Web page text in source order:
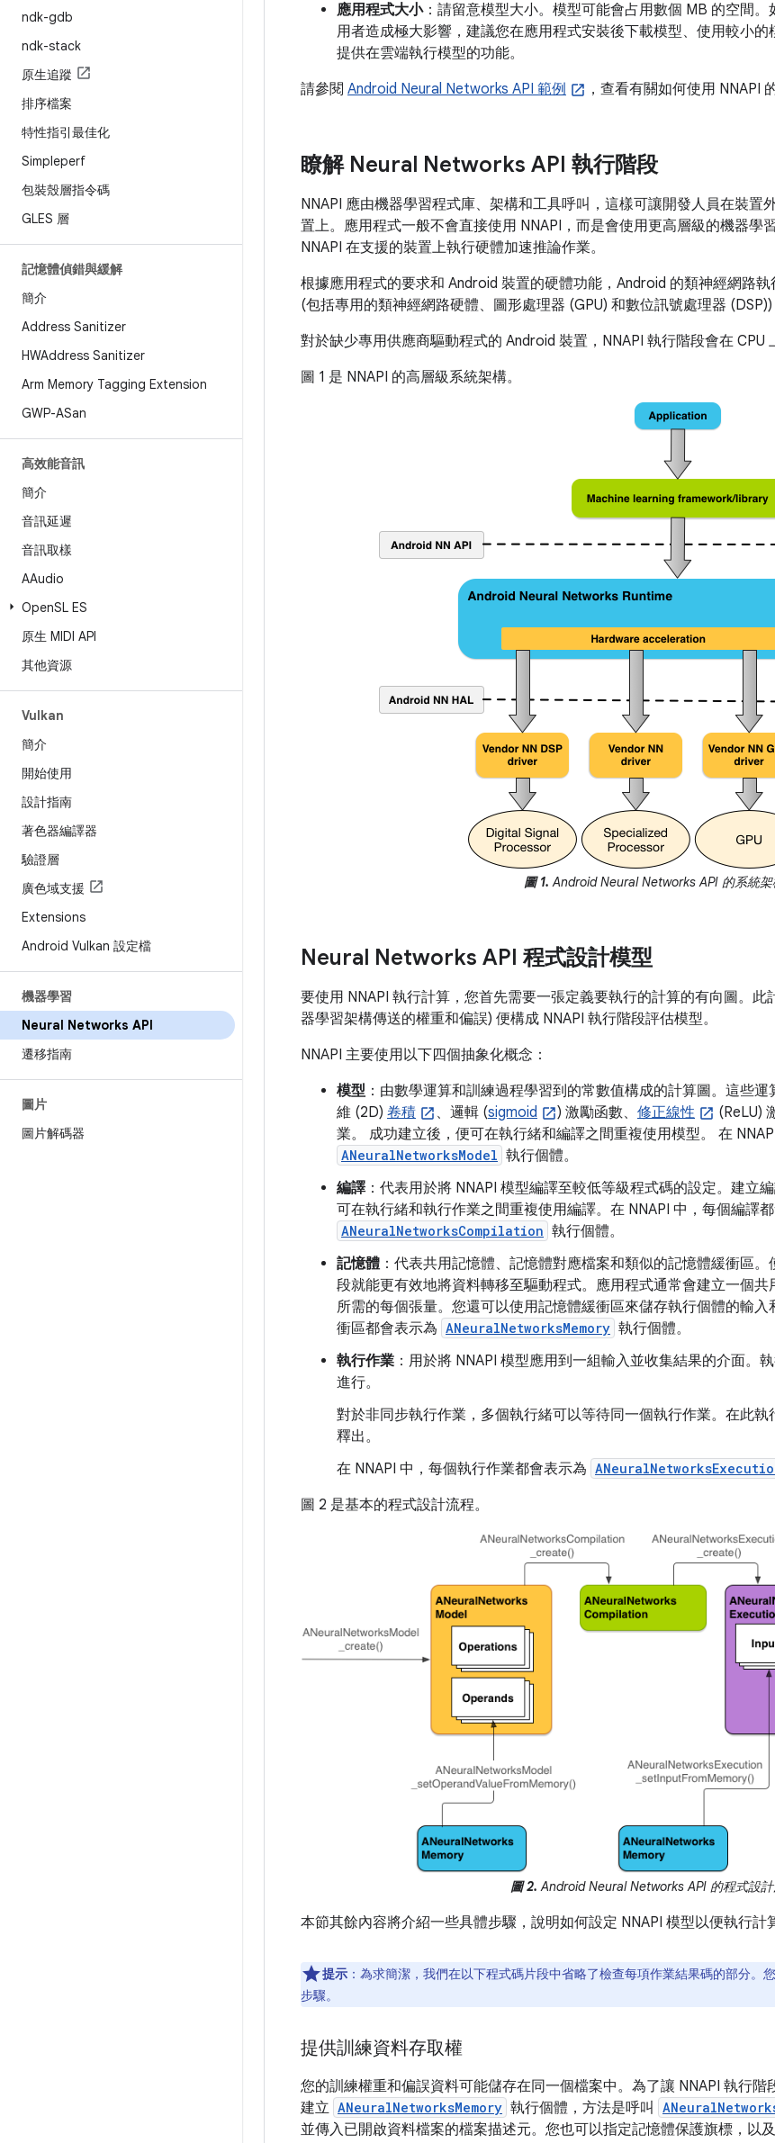
ndk-gdb
ndk-stack
原生追蹤
排序檔案
特性指引最佳化
Simpleperf
包裝殼層指令碼
GLES 層
記憶體偵錯與緩解
簡介
Address Sanitizer
HWAddress Sanitizer
Arm Memory Tagging Extension
GWP-ASan
高效能音訊
簡介
音訊延遲
音訊取樣
AAudio
OpenSL ES
原生 MIDI API
其他資源
Vulkan
簡介
開始使用
設計指南
著色器編譯器
驗證層
廣色域支援
Extensions
Android Vulkan 設定檔
機器學習
Neural Networks API
遷移指南
圖片
圖片解碼器
應用程式大小：請留意模型大小。模型可能會占用數個 MB 的空間
用者造成極大影響，建議您在應用程式安裝後下載模型、使用較小
提供在雲端執行模型的功能。
請參閱 Android Neural Networks API 範例 ，查看有關如何使用 NNAPI
瞭解 Neural Networks API 執行階段
NNAPI 應由機器學習程式庫、架構和工具呼叫，這樣可讓開發人員在裝置
置上。應用程式一般不會直接使用 NNAPI，而是會使用更高層級的機器學
NNAPI 在支援的裝置上執行硬體加速推論作業。
根據應用程式的要求和 Android 裝置的硬體功能，Android 的類神經網路
(包括專用的類神經網路硬體、圖形處理器 (GPU) 和數位訊號處理器
對於缺少專用供應商驅動程式的 Android 裝置，NNAPI 執行階段會在 CPU
圖 1 是 NNAPI 的高層級系統架構。
圖 1. Android Neural Networks API 的系統架
Neural Networks API 程式設計模型
要使用 NNAPI 執行計算，您首先需要一張定義要執行的計算的有向圖。
器學習架構傳送的權重和偏誤) 便構成 NNAPI 執行階段評估模型。
NNAPI 主要使用以下四個抽象化概念：
模型 ：由數學運算和訓練過程學習到的常數值構成的計算圖。這些
維 (2D) 卷積 、邏輯 (sigmoid ) 激勵函數、 修正線性
(ReLU)
業。 成功建立後，便可在執行緒和編譯之間重複使用模型。 在
ANeuralNetworksModel 執行個體。
編譯 ：代表用於將 NNAPI 模型編譯至較低等級程式碼的設定。建立
可在執行緒和執行作業之間重複使用編譯。在 NNAPI 中，每個編譯
ANeuralNetworksCompilation 執行個體。
記憶體：代表共用記憶體、記憶體對應檔案和類似的記憶體緩衝區
段就能更有效地將資料轉移至驅動程式。應用程式通常會建立一個
所需的每個張量。您還可以使用記憶體緩衝區來儲存執行個體的輸入
衝區都會表示為 ANeuralNetworksMemory 執行個體。
執行作業 ：用於將 NNAPI 模型應用到一組輸入並收集結果的介面。
進行。
對於非同步執行作業，多個執行緒可以等待同一個執行作業。在此
釋出。
在 NNAPI 中，每個執行作業都會表示為
圖 2 是基本的程式設計流程。
圖 2. Android Neural Networks API 的程式設
本節其餘內容將介紹一些具體步驟，說明如何設定 NNAPI 模型以便執行計
提示 ：為求簡潔，我們在以下程式碼片段中省略了檢查每項作業結果碼的部分。
步驟。
提供訓練資料存取權
您的訓練權重和偏誤資料可能儲存在同一個檔案中。為了讓 NNAPI 執行
建立 ANeuralNetworksMemory 執行個體，方法是呼叫
並傳入已開啟資料檔案的檔案描述元。您也可以指定記憶體保護旗標，以